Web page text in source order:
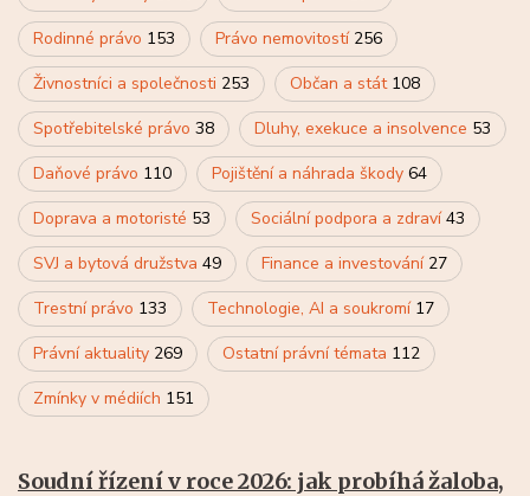
Rodinné právo 153 Právo nemovitostí 256
Živnostníci a společnosti 253 Občan a stát 108
Spotřebitelské právo 38 Dluhy, exekuce a insolvence 53
Daňové právo 110 Pojištění a náhrada škody 64
Doprava a motoristé 53 Sociální podpora a zdraví43
SVJ a bytová družstva 49 Finance a investování 27
Trestní právo 133 Technologie, AI a soukromí 17
Právní aktuality 269 Ostatní právní témata 112
Zmínky v médiích 151
Soudní řízení v roce 2026: jak probíhá žaloba,